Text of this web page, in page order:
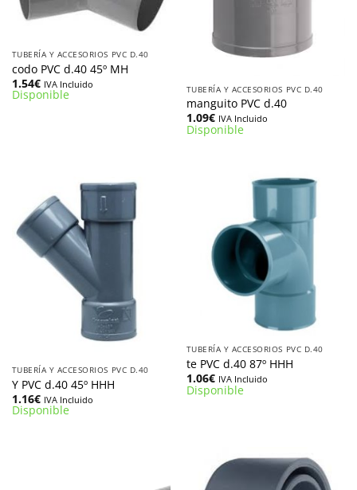
TUBERÍA Y ACCESORIOS PVC D.40
codo PVC d.40 45º MH
1.54€ IVA Incluido
Disponible TUBERÍA Y ACCESORIOS PVC D.40
manguito PVC d.40
1.09€ IVA Incluido
Disponible
TUBERÍA Y ACCESORIOS PVC D.40
Y PVC d.40 45º HHH
1.16€ IVA Incluido
Disponible
TUBERÍA Y ACCESORIOS PVC D.40
te PVC d.40 87º HHH
1.06€ IVA Incluido
Disponible